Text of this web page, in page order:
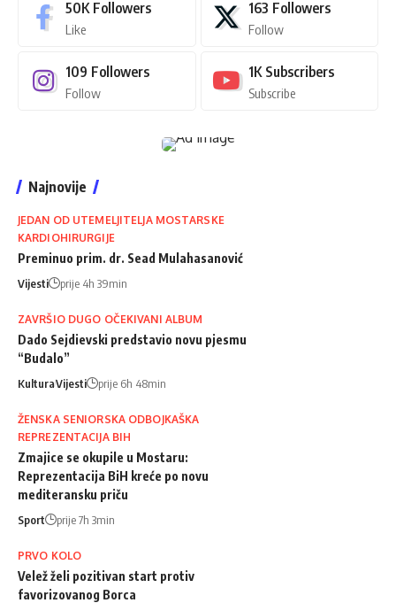
50K Followers
Like
163 Followers
Follow
109 Followers
Follow
1K Subscribers
Subscribe
Najnovije
JEDAN OD UTEMELJITELJA MOSTARSKE
KARDIOHIRURGIJE
Preminuo prim. dr. Sead Mulahasanović
Vijesti prije 4h 39min
ZAVRŠIO DUGO OČEKIVANI ALBUM
Dado Sejdievski predstavio novu pjesmu
“Budalo”
KulturaVijesti prije 6h 48min
ŽENSKA SENIORSKA ODBOJKAŠKA
REPREZENTACIJA BIH
Zmajice se okupile u Mostaru:
Reprezentacija BiH kreće po novu
mediteransku priču
Sport prije 7h 3min
PRVO KOLO
Velež želi pozitivan start protiv
favorizovanog Borca